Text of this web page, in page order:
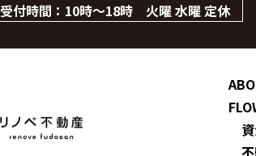
受付時間：10時～18時 火曜 水曜 定休